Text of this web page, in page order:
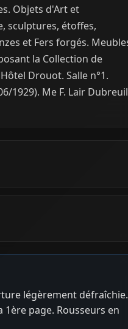
Objets d'Art et
sculptures, étoffes,
et Fers forgés.
la Collection de
Drouot. Salle n°1.
1929). Me F. Lair
légèrement défraîchie.
1ère page. Rousseurs en